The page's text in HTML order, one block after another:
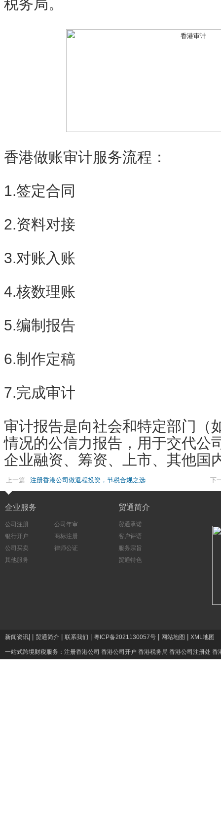
税务局。
香港做账审计服务流程：
1.签定合同
2.资料对接
3.对账入账
4.核数理账
5.编制报告
6.制作定稿
7.完成审计
审计报告是向社会和特定部门（
情况的公信力报告，用于交代公
企业融资、筹资、上市、其他国
上一篇: 注册香港公司做返程投资，节税合规之选 下
企业服务
公司注册
公司年审
银行开户
商标注册
公司买卖
律师公证
其他服务
贸通简介
贸通承诺
客户评语
服务宗旨
贸通特色
新闻资讯 贸通简介 联系我们 粤ICP备2021130057号 网站地图 XML地图
一站式跨境财税服务： 注册香港公司 香港公司开户 香港税务局 香港公司注册处 香